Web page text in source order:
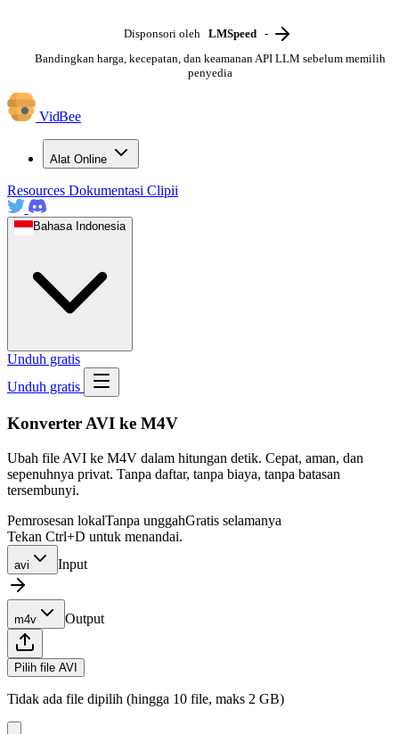
Disponsori oleh LMSpeed -
Bandingkan harga, kecepatan, dan keamanan API LLM sebelum memilih
penyedia
VidBee
Alat Online
Resources Dokumentasi Clipii
Bahasa Indonesia
Unduh gratis
Unduh gratis
Konverter AVI ke M4V
Ubah file AVI ke M4V dalam hitungan detik. Cepat, aman, dan
sepenuhnya privat. Tanpa daftar, tanpa biaya, tanpa batasan
tersembunyi.
Pemrosesan lokalTanpa unggahGratis selamanya
Tekan Ctrl+D untuk menandai.
avi Input
m4v Output
Pilih file AVI
Tidak ada file dipilih (hingga 10 file, maks 2 GB)